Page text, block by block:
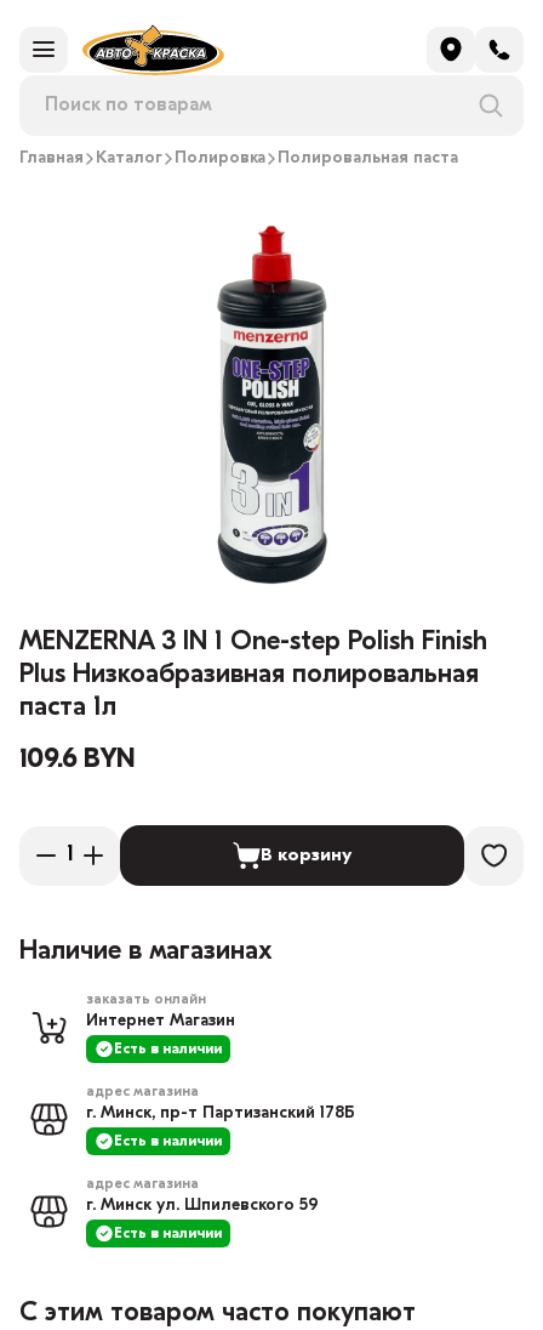
Главная Каталог Полировка Полировальная паста
MENZERNA 3 IN 1 One-step Polish Finish
Plus Низкоабразивная полировальная
паста 1л
109.6 BYN
В корзину
Наличие в магазинах
заказать онлайн
Интернет Магазин
Есть в наличии
адрес магазина
г. Минск, пр-т Партизанский 178Б
Есть в наличии
адрес магазина
г. Минск ул. Шпилевского 59
Есть в наличии
С этим товаром часто покупают